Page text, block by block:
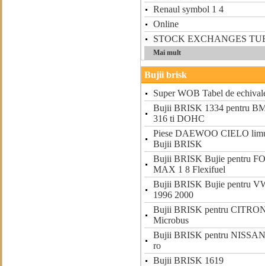
Renaul symbol 1 4
Online
STOCK EXCHANGES
Mai mult
Bujii brisk
Super WOB Tabel de
Bujii BRISK 1334 pentru
316 ti DOHC
Piese DAEWOO CIELO
Bujii BRISK
Bujii BRISK Bujie pentru
MAX 1 8 Flexifuel
Bujii BRISK Bujie pentru
1996 2000
Bujii BRISK pentru
Microbus
Bujii BRISK pentru NISSAN
ro
Bujii BRISK 1619